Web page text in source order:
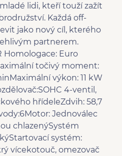
lidi, kteří touží zažít
Každá off-
jako nový cíl, kterého
partnerem.
Homologace: Euro
točivý moment:
výkon: 11 kW
4-ventil,
hřídeleZdvih: 58,7
Jednoválec
chlazenýSystém
systém:
vícekotouč, omezovač